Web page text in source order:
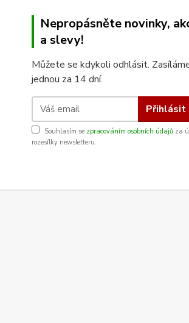
Nepropásněte novinky,
a slevy!
Můžete se kdykoli odhlásit.
jednou za 14 dní.
Přihlásit
Souhlasím se zpracováním osobních údajů za
rozesílky newsletteru.